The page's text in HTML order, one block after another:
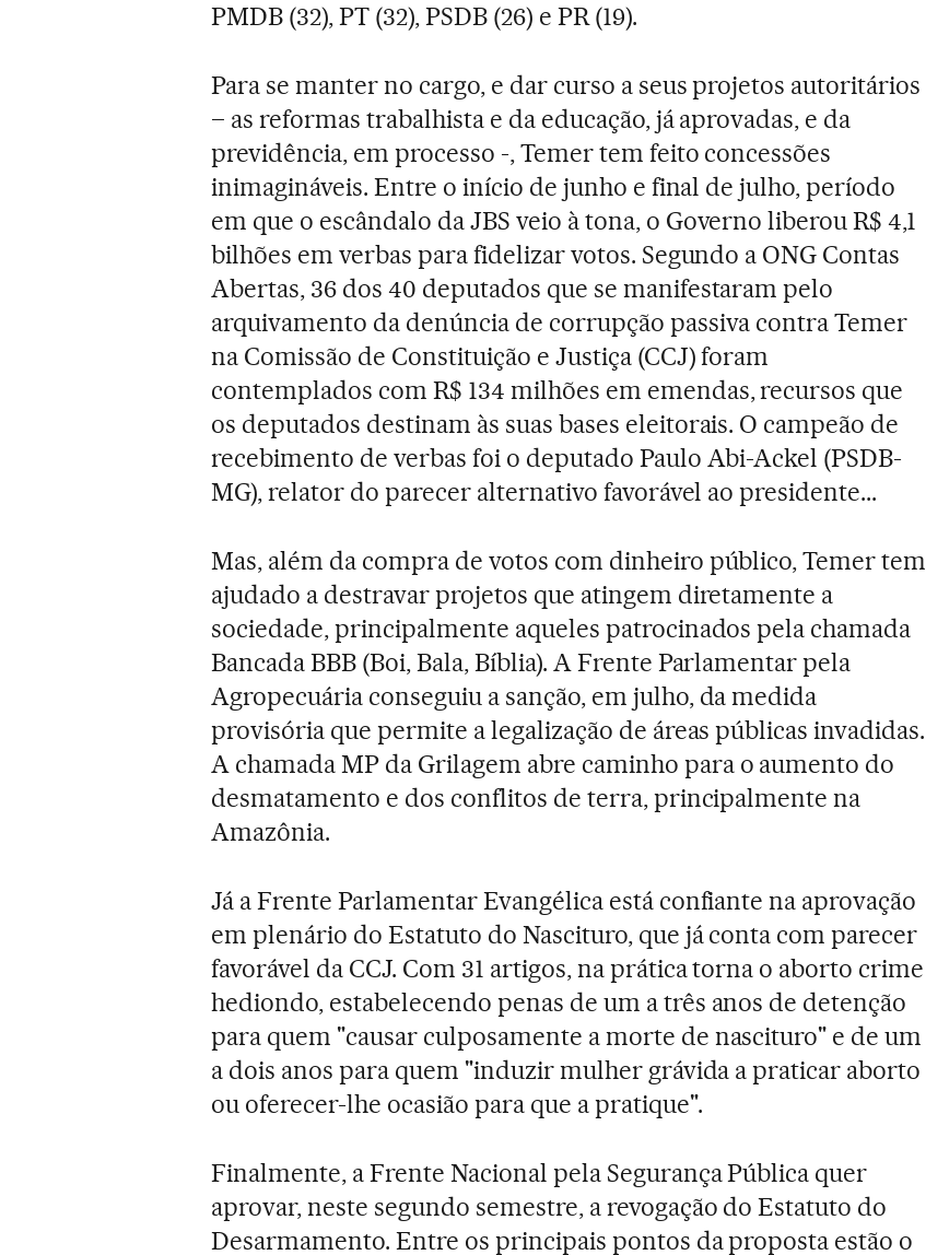
PMDB (32), PT (32), PSDB (26) e PR (19).
Para se manter no cargo, e dar curso a seus projetos autoritários
– as reformas trabalhista e da educação, já aprovadas, e da
previdência, em processo -, Temer tem feito concessões
inimagináveis. Entre o início de junho e final de julho, período
em que o escândalo da JBS veio à tona, o Governo liberou R$ 4,1
bilhões em verbas para fidelizar votos. Segundo a ONG Contas
Abertas, 36 dos 40 deputados que se manifestaram pelo
arquivamento da denúncia de corrupção passiva contra Temer
na Comissão de Constituição e Justiça (CCJ) foram
contemplados com R$ 134 milhões em emendas, recursos que
os deputados destinam às suas bases eleitorais. O campeão de
recebimento de verbas foi o deputado Paulo Abi-Ackel (PSDB-
MG), relator do parecer alternativo favorável ao presidente...
Mas, além da compra de votos com dinheiro público, Temer tem
ajudado a destravar projetos que atingem diretamente a
sociedade, principalmente aqueles patrocinados pela chamada
Bancada BBB (Boi, Bala, Bíblia). A Frente Parlamentar pela
Agropecuária conseguiu a sanção, em julho, da medida
provisória que permite a legalização de áreas públicas invadidas.
A chamada MP da Grilagem abre caminho para o aumento do
desmatamento e dos conflitos de terra, principalmente na
Amazônia.
Já a Frente Parlamentar Evangélica está confiante na aprovação
em plenário do Estatuto do Nascituro, que já conta com parecer
favorável da CCJ. Com 31 artigos, na prática torna o aborto crime
hediondo, estabelecendo penas de um a três anos de detenção
para quem "causar culposamente a morte de nascituro" e de um
a dois anos para quem "induzir mulher grávida a praticar aborto
ou oferecer-lhe ocasião para que a pratique".
Finalmente, a Frente Nacional pela Segurança Pública quer
aprovar, neste segundo semestre, a revogação do Estatuto do
Desarmamento. Entre os principais pontos da proposta estão o